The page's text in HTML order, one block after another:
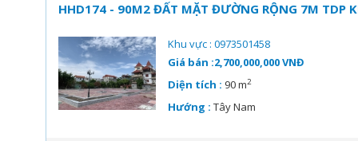
HHD174 - 90M2 ĐẤT MẶT ĐƯỜNG RỘNG 7M TDP
Khu vực : 0973501458
Giá bán :2,700,000,000 VNĐ
Diện tích : 90 m2
Hướng : Tây Nam